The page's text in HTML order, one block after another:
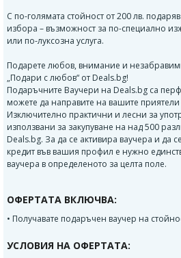
С по-голямата стойност от 200 лв.
избора – възможност за по-специално
или по-луксозна услуга.
Подарете любов, внимание и
„Подари с любов“ от Deals.bg!
Подаръчните Ваучери на Deals.bg са
можете да направите на вашите
Изключително практични и лесни за
използвани за закупуване на над 500
Deals.bg. За да се активира ваучера и да
кредит във вашия профил е нужно
ваучера в определеното за целта поле.
ОФЕРТАТА ВКЛЮЧВА:
• Получавате подаръчен ваучер на
УСЛОВИЯ НА ОФЕРТАТА: